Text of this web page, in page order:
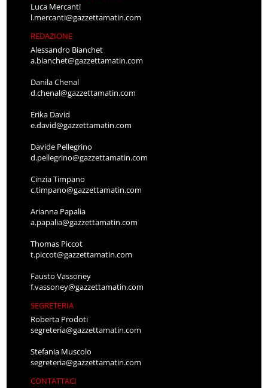
Luca Mercanti
l.mercanti@gazzettamatin.com
REDAZIONE
Alessandro Bianchet
a.bianchet@gazzettamatin.com
Danila Chenal
d.chenal@gazzettamatin.com
Erika David
e.david@gazzettamatin.com
Davide Pellegrino
d.pellegrino@gazzettamatin.com
Cinzia Timpano
c.timpano@gazzettamatin.com
Arianna Papalia
a.papalia@gazzettamatin.com
Thomas Piccot
t.piccot@gazzettamatin.com
Fausto Vassoney
f.vassoney@gazzettamatin.com
SEGRETERIA
Roberta Prodoti
segreteria@gazzettamatin.com
Stefania Muscolo
segreteria@gazzettamatin.com
CONTATTACI